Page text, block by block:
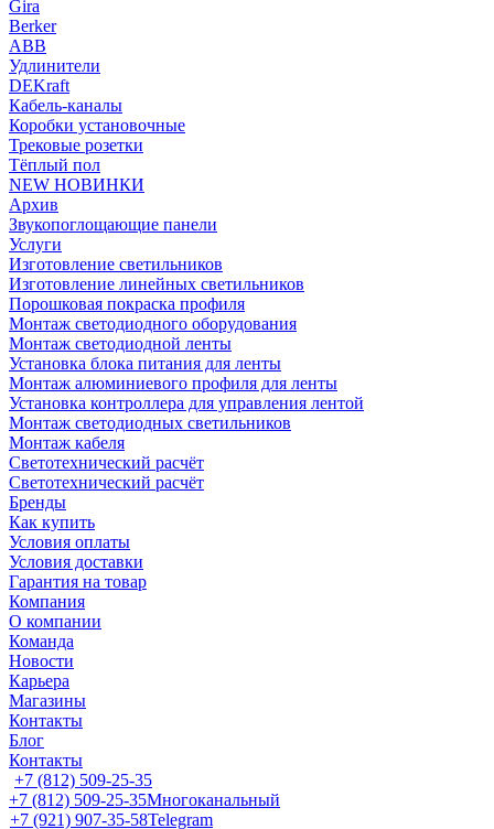
Gira
Berker
ABB
Удлинители
DEKraft
Кабель-каналы
Коробки установочные
Трековые розетки
Тёплый пол
NEW НОВИНКИ
Архив
Звукопоглощающие панели
Услуги
Изготовление светильников
Изготовление линейных светильников
Порошковая покраска профиля
Монтаж светодиодного оборудования
Монтаж светодиодной ленты
Установка блока питания для ленты
Монтаж алюминиевого профиля для ленты
Установка контроллера для управления лентой
Монтаж светодиодных светильников
Монтаж кабеля
Светотехнический расчёт
Светотехнический расчёт
Бренды
Как купить
Условия оплаты
Условия доставки
Гарантия на товар
Компания
О компании
Команда
Новости
Карьера
Магазины
Контакты
Блог
Контакты
+7 (812) 509-25-35
+7 (812) 509-25-35Многоканальный
+7 (921) 907-35-58Telegram